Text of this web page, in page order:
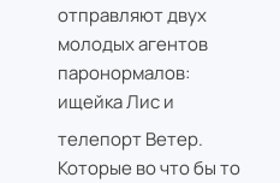
отправляют двух
молодых агентов
паронормалов:
ищейка Лис и
телепорт Ветер.
Которые во что бы то